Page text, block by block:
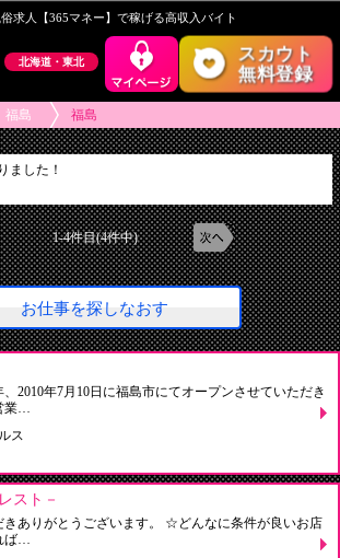
求人【365マネー】で稼げる高収入バイト
北海道・東北
スカウト
無料登録
福島 福島
ました！
1-4件目(4件中)
お仕事を探しなおす
2010年7月10日に福島市にてオープンさせていただき
業…
ス
スト－
きありがとうございます。 ☆どんなに条件が良いお店
ば…